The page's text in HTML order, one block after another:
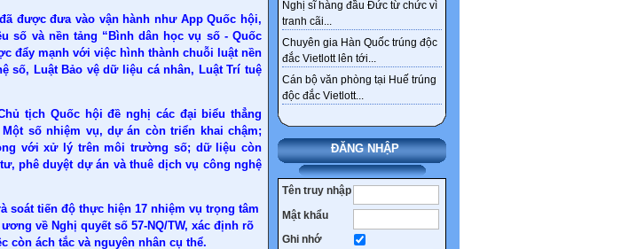
Nghị sĩ hàng đầu Đức từ chức vì
tranh cãi...
Chuyên gia Hàn Quốc trúng độc
đắc Vietlott lên tới...
Cán bộ văn phòng tại Huế trúng
độc đắc Vietlott...
ĐĂNG NHẬP
Tên truy nhập
Mật khẩu
Ghi nhớ
được đưa vào vận hành như App Quốc hội,
số và nền tảng “Bình dân học vụ số - Quốc
đẩy mạnh với việc hình thành chuỗi luật nền
số, Luật Bảo vệ dữ liệu cá nhân, Luật Trí tuệ
tịch Quốc hội đề nghị các đại biểu thẳng
số nhiệm vụ, dự án còn triển khai chậm;
với xử lý trên môi trường số; dữ liệu còn
phê duyệt dự án và thuê dịch vụ công nghệ
soát tiến độ thực hiện 17 nhiệm vụ trọng tâm
về Nghị quyết số 57-NQ/TW, xác định rõ
còn ách tắc và nguyên nhân cụ thể.